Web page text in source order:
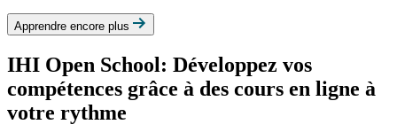
Apprendre encore plus
IHI Open School: Développez vos
compétences grâce à des cours en ligne à
votre rythme